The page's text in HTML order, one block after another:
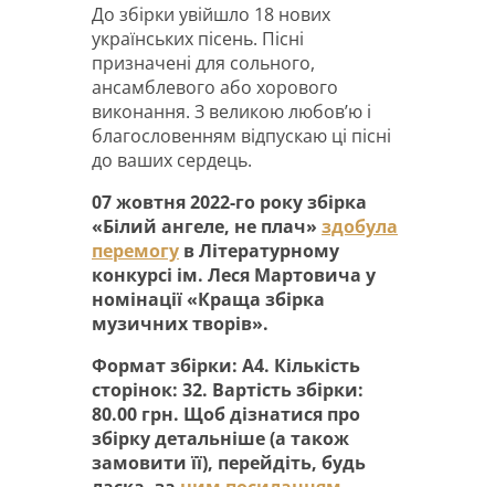
До збірки увійшло 18 нових
українських пісень. Пісні
призначені для сольного,
ансамблевого або хорового
виконання. З великою любов’ю і
благословенням відпускаю ці пісні
до ваших сердець.
07 жовтня 2022-го року збірка
«Білий ангеле, не плач» здобула
перемогу в Літературному
конкурсі ім. Леся Мартовича у
номінації «Краща збірка
музичних творів».
Формат збірки: А4. Кількість
сторінок: 32. Вартість збірки:
80.00 грн. Щоб дізнатися про
збірку детальніше (а також
замовити її), перейдіть, будь